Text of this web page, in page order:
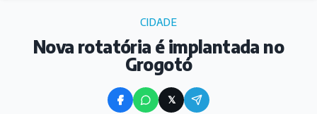
CIDADE
Nova rotatória é implantada no
Grogotó
𝕏